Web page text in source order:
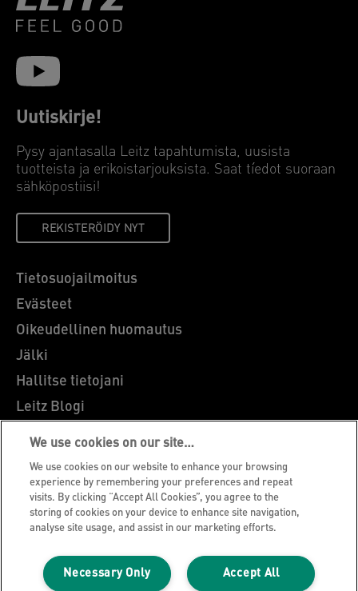
Uutiskirje!
Pysy ajantasalla Leitz tapahtumista, uusista
tuotteista ja erikoistarjouksista. Saat tíedot suoraan
sähköpostiisi!
REKISTERÖIDY NYT
Tietosuojailmoitus
Evästeet
Oikeudellinen huomautus
Jälki
Hallitse tietojani
Leitz Blogi
Ammatti
Leitz EasyPrint
Asiakastuki
Pakkausten kierrätysohjeet
Takuuehdot
Vaatimustenmukaisuusvakuutukset
Sivukartta
We use cookies on our site…
We use cookies on our website to enhance your browsing
experience by remembering your preferences and repeat
visits. By clicking “Accept All Cookies”, you agree to the
storing of cookies on your device to enhance site navigation,
analyse site usage, and assist in our marketing efforts.
Accept All
Necessary Only